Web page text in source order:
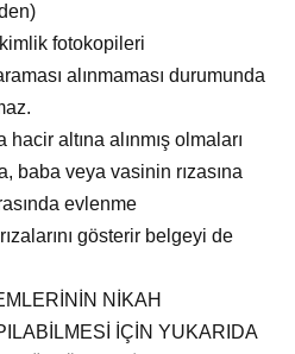
fotokopileri
alınmaması durumunda
altına alınmış olmaları
baba veya vasinin rızasına
evlenme
gösterir belgeyi de
NİKAH
İÇİN YUKARIDA